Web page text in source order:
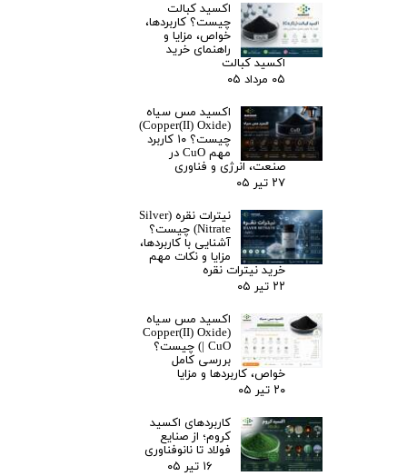
اکسید کبالت
چیست؟ کاربردها،
خواص، مزایا و
راهنمای خرید
اکسید کبالت
۰۵ مرداد ۰۵
اکسید مس سیاه
(Copper(II) Oxide)
چیست؟ ۱۰ کاربرد
مهم CuO در
صنعت، انرژی و فناوری
۲۷ تیر ۰۵
نیترات نقره (Silver
Nitrate) چیست؟
آشنایی با کاربردها،
مزایا و نکات مهم
خرید نیترات نقره
۲۲ تیر ۰۵
اکسید مس سیاه
(Copper(II) Oxide
| CuO) چیست؟
بررسی کامل
خواص، کاربردها و مزایا
۲۰ تیر ۰۵
کاربردهای اکسید
کروم؛ از صنایع
فولاد تا نانوفناوری
۱۶ تیر ۰۵